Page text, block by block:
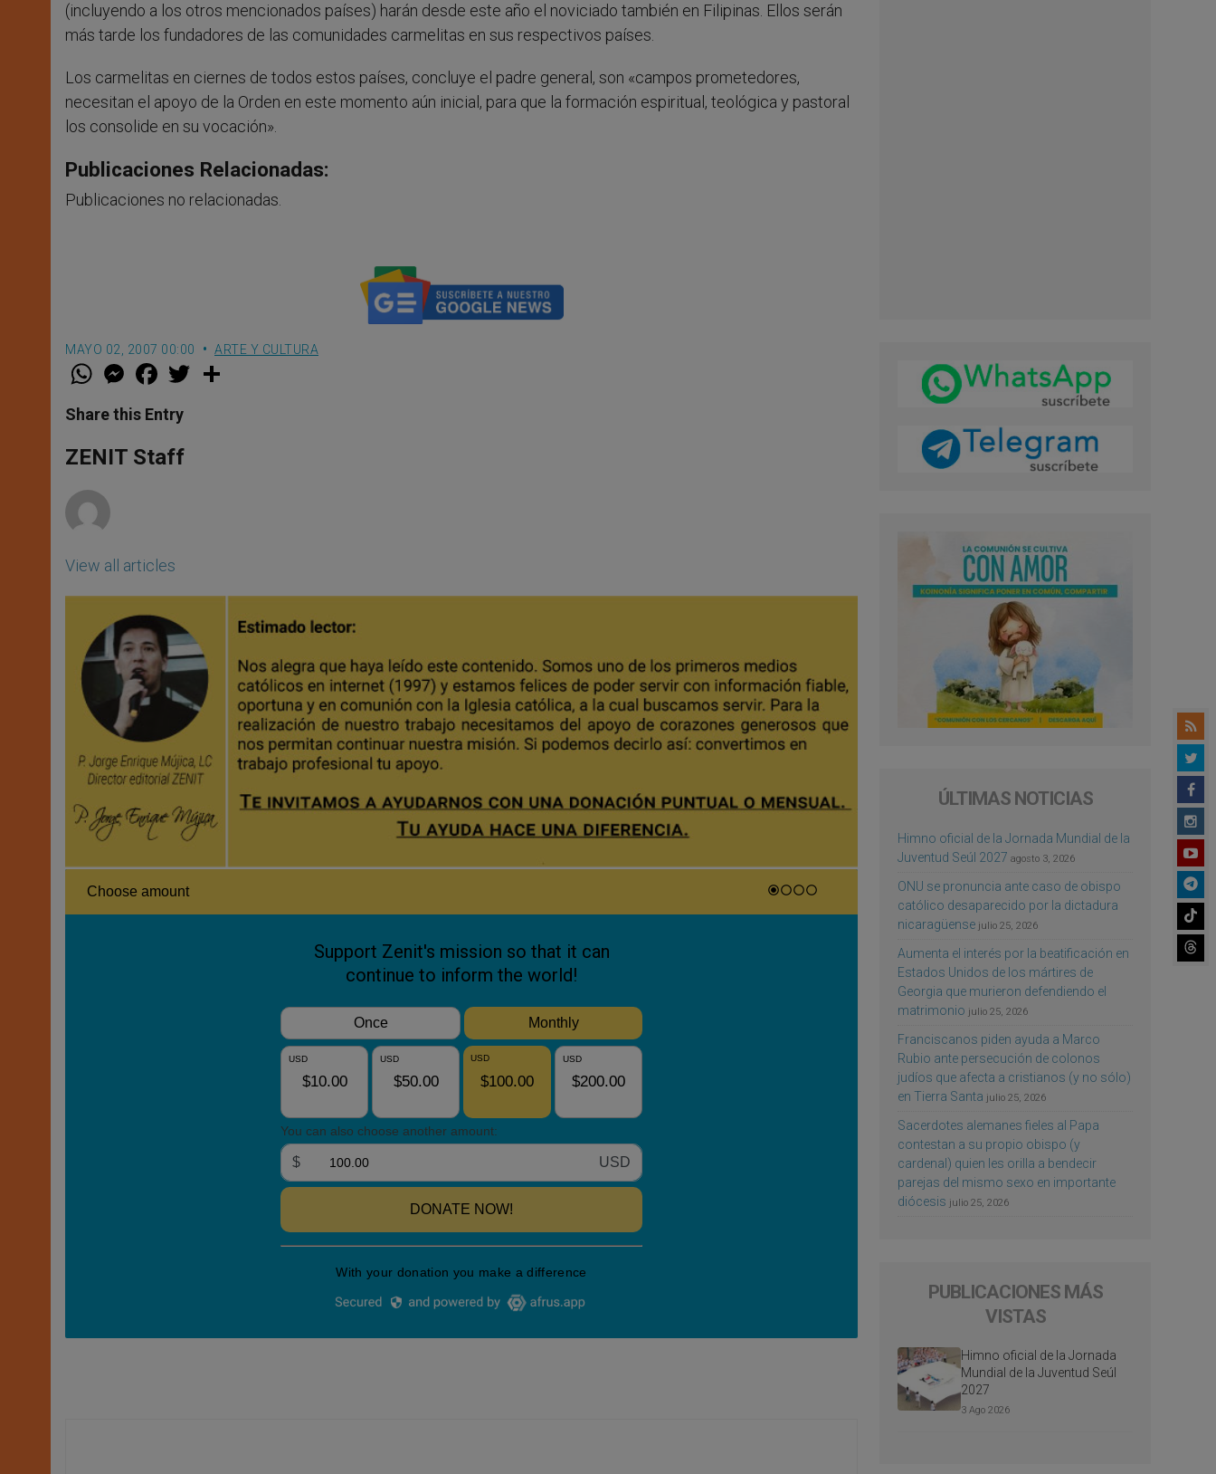
(incluyendo a los otros mencionados países) harán desde este año el noviciado también en Filipinas. Ellos serán
más tarde los fundadores de las comunidades carmelitas en sus respectivos países.
Los carmelitas en ciernes de todos estos países, concluye el padre general, son «campos prometedores,
necesitan el apoyo de la Orden en este momento aún inicial, para que la formación espiritual, teológica y pastoral
los consolide en su vocación».
Publicaciones Relacionadas:
Publicaciones no relacionadas.
MAYO 02, 2007 00:00 ARTE Y CULTURA
W
t
s
p
p
M
e
s
e
g
e
F
a
e
b
o
k
w
Share this Entry
ZENIT Staff
View all articles
ÚLTIMAS NOTICIAS
Himno oficial de la Jornada Mundial de la
Juventud Seúl 2027 agosto 3, 2026
ONU se pronuncia ante caso de obispo
católico desaparecido por la dictadura
nicaragüense julio 25, 2026
Aumenta el interés por la beatificación en
Estados Unidos de los mártires de
Georgia que murieron defendiendo el
matrimonio julio 25, 2026
Franciscanos piden ayuda a Marco
Rubio ante persecución de colonos
judíos que afecta a cristianos (y no sólo)
en Tierra Santa julio 25, 2026
Sacerdotes alemanes fieles al Papa
contestan a su propio obispo (y
cardenal) quien les orilla a bendecir
parejas del mismo sexo en importante
diócesis julio 25, 2026
PUBLICACIONES MÁS
VISTAS
Himno oficial de la Jornada
Mundial de la Juventud Seúl
2027
3 Ago 2026